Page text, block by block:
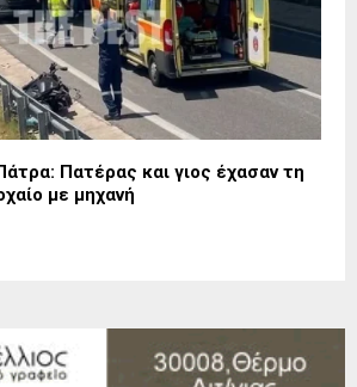
Πατέρας και γιος έχασαν τη
με μηχανή